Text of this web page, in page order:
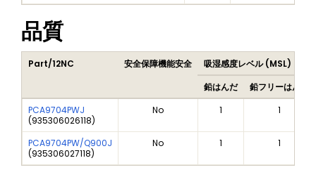
品質
Part/12NC 安全保障機能安全
吸湿感度レベル (MSL)
鉛はんだ
鉛フリーはんだ
PCA9704PWJ
(935306026118)
No 1 1
PCA9704PW/Q900J
(935306027118)
No 1 1